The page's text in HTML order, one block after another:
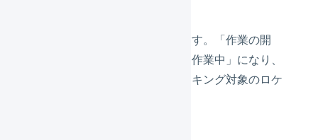
セット組加工の作業を開始します。「作業の開
始」を押すと、ステータスが「作業中」になり、
物理在庫が引き当てられ、ピッキング対象のロケ